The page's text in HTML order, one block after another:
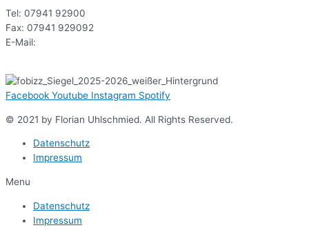
Tel: 07941 92900
Fax: 07941 929092
E-Mail:
Facebook Youtube Instagram Spotify
© 2021 by Florian Uhlschmied. All Rights Reserved.
Datenschutz
Impressum
Menu
Datenschutz
Impressum